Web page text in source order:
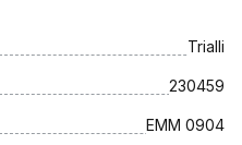
Trialli
230459
EMM 0904